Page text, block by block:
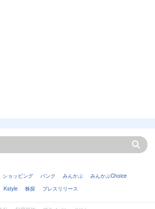
ショッピング バンク みんかぶ
みんかぶChoice
Kstyle
株探 プレスリリース